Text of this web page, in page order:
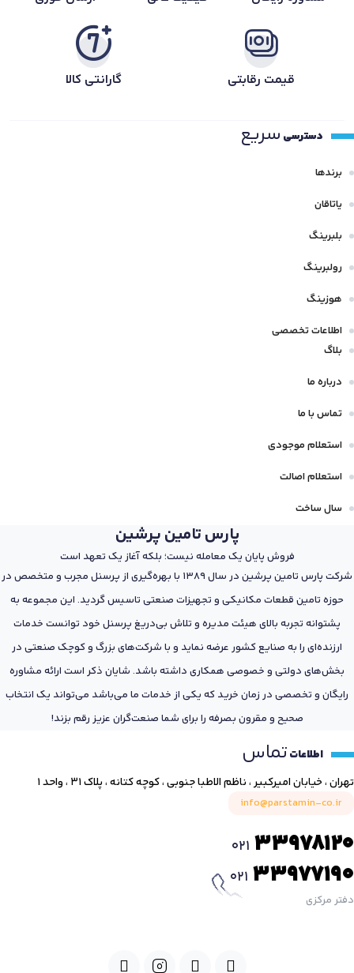
قیمت رقابتی گارانتی کالا
دسترسی سریع
برندها
یاتاقان
بلبرینگ
رولبرینگ
هوزینگ
اطلاعات تخصصی
بلاگ
درباره ما
تماس با ما
استعلام موجودی
استعلام اصالت
سال ساخت
پارس تامین پرشین
فروش پایان یک معامله نیست؛ بلکه آغاز یک تعهد است
شرکت پارس تامین پرشین در سال 1389 با بهره‌گیری از پرسنل مجرب و متخصص در
حوزه تامین قطعات مکانیکی و تجهیزات صنعتی تاسیس گردید. این مجموعه به
پشتوانه تجربه بالای هیئت مدیره و تلاش بی‌دریغ پرسنل خود توانست خدمات
ارزنده‌ای را به صنایع کشور عرضه نماید و با شرکت‌های بزرگ و کوچک صنعتی در
بخش‌های دولتی و خصوصی همکاری داشته باشد. شایان ذکر است ارائه مشاوره
رایگان و تخصصی در زمان خرید که یکی از خدمات ما می‌باشد می‌تواند یک انتخاب
صحیح و مقرون بصرفه را برای شما صنعت‌گران عزیز رقم بزند!
اطلاعاتتماس
تهران ، خیابان امیرکبیر ، ناظم الاطبا جنوبی ، کوچه کتانه ، پلاک ۳۱ ، واحد ۱
info@parstamin-co.ir
021 33978120
021 33977190
دفتر مرکزی